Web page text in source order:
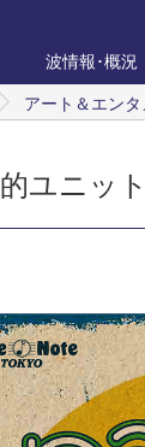
波情報･概況
アート＆エンタ
ユニッ